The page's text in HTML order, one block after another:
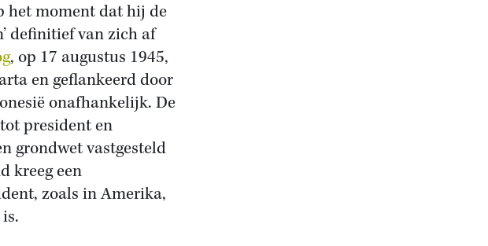
het moment dat hij de
definitief van zich af
, op 17 augustus 1945,
en geflankeerd door
onafhankelijk. De
president en
grondwet vastgesteld
kreeg een
zoals in Amerika,